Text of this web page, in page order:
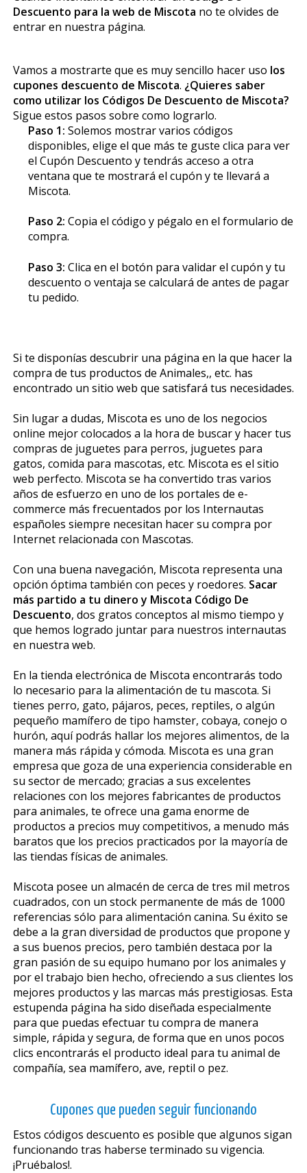
Descuento para la web de Miscota no te olvides de
entrar en nuestra página.
Vamos a mostrarte que es muy sencillo hacer uso los
cupones descuento de Miscota. ¿Quieres saber
como utilizar los Códigos De Descuento de Miscota?
Sigue estos pasos sobre como lograrlo.
Paso 1: Solemos mostrar varios códigos
disponibles, elige el que más te guste clica para ver
el Cupón Descuento y tendrás acceso a otra
ventana que te mostrará el cupón y te llevará a
Miscota.
Paso 2: Copia el código y pégalo en el formulario de
compra.
Paso 3: Clica en el botón para validar el cupón y tu
descuento o ventaja se calculará de antes de pagar
tu pedido.
Si te disponías descubrir una página en la que hacer la
compra de tus productos de Animales,, etc. has
encontrado un sitio web que satisfará tus necesidades.
Sin lugar a dudas, Miscota es uno de los negocios
online mejor colocados a la hora de buscar y hacer tus
compras de juguetes para perros, juguetes para
gatos, comida para mascotas, etc. Miscota es el sitio
web perfecto. Miscota se ha convertido tras varios
años de esfuerzo en uno de los portales de e-
commerce más frecuentados por los Internautas
españoles siempre necesitan hacer su compra por
Internet relacionada con Mascotas.
Con una buena navegación, Miscota representa una
opción óptima también con peces y roedores. Sacar
más partido a tu dinero y Miscota Código De
Descuento, dos gratos conceptos al mismo tiempo y
que hemos logrado juntar para nuestros internautas
en nuestra web.
En la tienda electrónica de Miscota encontrarás todo
lo necesario para la alimentación de tu mascota. Si
tienes perro, gato, pájaros, peces, reptiles, o algún
pequeño mamífero de tipo hamster, cobaya, conejo o
hurón, aquí podrás hallar los mejores alimentos, de la
manera más rápida y cómoda. Miscota es una gran
empresa que goza de una experiencia considerable en
su sector de mercado; gracias a sus excelentes
relaciones con los mejores fabricantes de productos
para animales, te ofrece una gama enorme de
productos a precios muy competitivos, a menudo más
baratos que los precios practicados por la mayoría de
las tiendas físicas de animales.
Miscota posee un almacén de cerca de tres mil metros
cuadrados, con un stock permanente de más de 1000
referencias sólo para alimentación canina. Su éxito se
debe a la gran diversidad de productos que propone y
a sus buenos precios, pero también destaca por la
gran pasión de su equipo humano por los animales y
por el trabajo bien hecho, ofreciendo a sus clientes los
mejores productos y las marcas más prestigiosas. Esta
estupenda página ha sido diseñada especialmente
para que puedas efectuar tu compra de manera
simple, rápida y segura, de forma que en unos pocos
clics encontrarás el producto ideal para tu animal de
compañía, sea mamífero, ave, reptil o pez.
Cupones que pueden seguir funcionando
Estos códigos descuento es posible que algunos sigan
funcionando tras haberse terminado su vigencia.
¡Pruébalos!.